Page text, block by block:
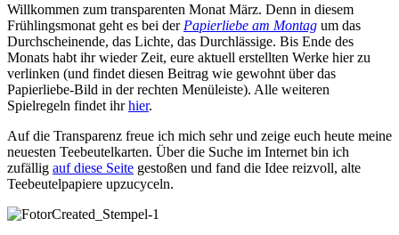
Willkommen zum transparenten Monat März. Denn in diesem
Frühlingsmonat geht es bei der Papierliebe am Montag um das
Durchscheinende, das Lichte, das Durchlässige. Bis Ende des
Monats habt ihr wieder Zeit, eure aktuell erstellten Werke hier zu
verlinken (und findet diesen Beitrag wie gewohnt über das
Papierliebe-Bild in der rechten Menüleiste). Alle weiteren
Spielregeln findet ihrhier.
Auf die Transparenz freue ich mich sehr und zeige euch heute meine
neuesten Teebeutelkarten. Über die Suche im Internet bin ich
zufällig auf diese Seite gestoßen und fand die Idee reizvoll, alte
Teebeutelpapiere upzucyceln.